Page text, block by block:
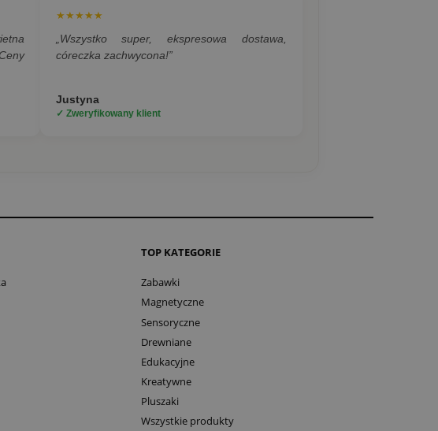
★★★★★
„Wszystko super, ekspresowa dostawa,
córeczka zachwycona!”
Justyna
✓ Zweryfikowany klient
TOP KATEGORIE
Zabawki
Magnetyczne
Sensoryczne
Drewniane
Edukacyjne
Kreatywne
Pluszaki
Wszystkie produkty